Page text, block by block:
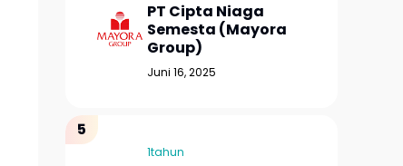
PT Cipta Niaga
Semesta (Mayora
Group)
Juni 16, 2025
1tahun